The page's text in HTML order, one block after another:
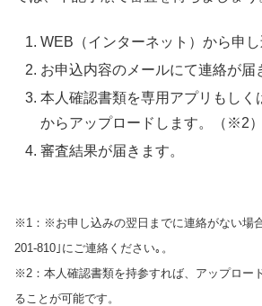
WEB（インターネット）から申し
お申込内容のメールにて連絡が届
本人確認書類を専用アプリもしく
からアップロードします。（※2）
審査結果が届きます。
※1：※お申し込みの翌日までに連絡がない場
201-810｣にご連絡ください｡。
※2：本人確認書類を持参すれば、アップロー
ることが可能です。